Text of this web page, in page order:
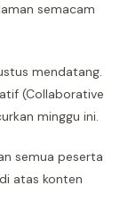
semacam
mendatang.
(Collaborative
minggu ini.
semua peserta
atas konten